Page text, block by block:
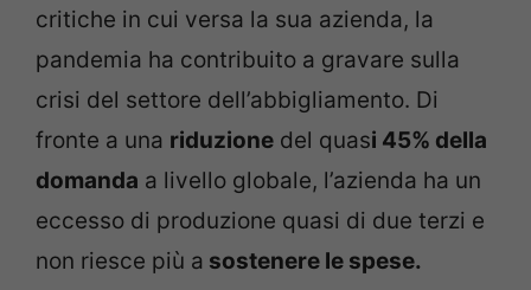
critiche in cui versa la sua azienda, la
pandemia ha contribuito a gravare sulla
crisi del settore dell’abbigliamento. Di
fronte a una riduzione del quasi 45% della
domanda a livello globale, l’azienda ha un
eccesso di produzione quasi di due terzi e
non riesce più a sostenere le spese.